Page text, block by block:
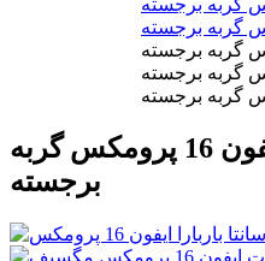
قاب کریستالی ایفون 16 پرومکس گربه
برجسته